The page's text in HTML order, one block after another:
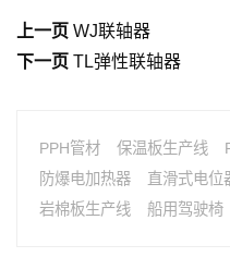
上一页 WJ联轴器
下一页 TL弹性联轴器
PPH管材 保温板生产线
防爆电加热器
直滑式电位
岩棉板生产线
船用驾驶椅